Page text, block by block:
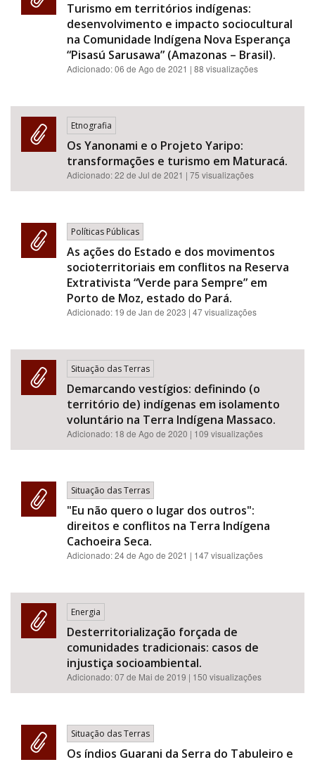
Turismo em territórios indígenas:
desenvolvimento e impacto sociocultural
na Comunidade Indígena Nova Esperança
“Pisasú Sarusawa” (Amazonas – Brasil).
Adicionado:06 de Ago de 2021 | 88 visualizações
Etnografia
Os Yanonami e o Projeto Yaripo:
transformações e turismo em Maturacá.
Adicionado:22 de Jul de 2021 | 75 visualizações
Políticas Públicas
As ações do Estado e dos movimentos
socioterritoriais em conflitos na Reserva
Extrativista “Verde para Sempre” em
Porto de Moz, estado do Pará.
Adicionado: 19 de Jan de 2023 | 47 visualizações
Situação das Terras
Demarcando vestígios: definindo (o
território de) indígenas em isolamento
voluntário na Terra Indígena Massaco.
Adicionado: 18 de Ago de 2020 | 109 visualizações
Situação das Terras
"Eu não quero o lugar dos outros":
direitos e conflitos na Terra Indígena
Cachoeira Seca.
Adicionado:24 de Ago de 2021 | 147 visualizações
Energia
Desterritorialização forçada de
comunidades tradicionais: casos de
injustiça socioambiental.
Adicionado:07 de Mai de 2019 | 150 visualizações
Situação das Terras
Os índios Guarani da Serra do Tabuleiro e